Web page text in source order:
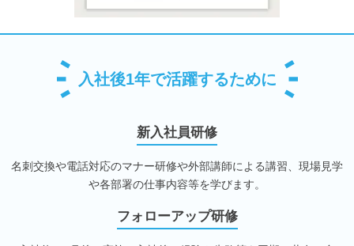
入社後1年で活躍するために
新入社員研修
名刺交換や電話対応のマナー研修や外部講師による講習、現場見学
や各部署の仕事内容等を学びます。
フォローアップ研修